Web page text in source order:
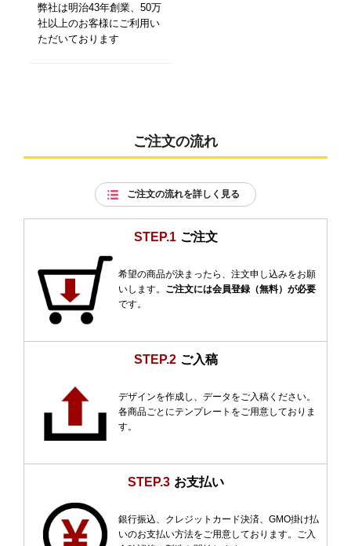
弊社は明治43年創業、50万
社以上のお客様にご利用い
ただいております
ご注文の流れ
ご注文の流れを詳しく見る
STEP.1 ご注文
希望の商品が決まったら、注文申し込みをお願
いします。 ご注文には会員登録（無料）が必要
です。
STEP.2 ご入稿
デザインを作成し、データをご入稿ください。
各商品ごとにテンプレートをご用意しておりま
す。
STEP.3 お支払い
銀行振込、クレジットカード決済、GMO掛け払
いのお支払い方法をご用意しております。ご入